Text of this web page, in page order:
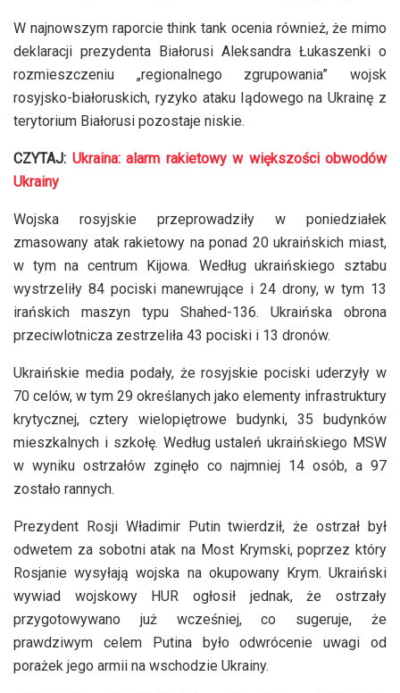
W najnowszym raporcie think tank ocenia również, że mimo
deklaracji prezydenta Białorusi Aleksandra Łukaszenki o
rozmieszczeniu „regionalnego zgrupowania” wojsk
rosyjsko-białoruskich, ryzyko ataku lądowego na Ukrainę z
terytorium Białorusi pozostaje niskie.
CZYTAJ: Ukraina: alarm rakietowy w większości obwodów
Ukrainy
Wojska rosyjskie przeprowadziły w poniedziałek
zmasowany atak rakietowy na ponad 20 ukraińskich miast,
w tym na centrum Kijowa. Według ukraińskiego sztabu
wystrzeliły 84 pociski manewrujące i 24 drony, w tym 13
irańskich maszyn typu Shahed-136. Ukraińska obrona
przeciwlotnicza zestrzeliła 43 pociski i 13 dronów.
Ukraińskie media podały, że rosyjskie pociski uderzyły w
70 celów, w tym 29 określanych jako elementy infrastruktury
krytycznej, cztery wielopiętrowe budynki, 35 budynków
mieszkalnych i szkołę. Według ustaleń ukraińskiego MSW
w wyniku ostrzałów zginęło co najmniej 14 osób, a 97
zostało rannych.
Prezydent Rosji Władimir Putin twierdził, że ostrzał był
odwetem za sobotni atak na Most Krymski, poprzez który
Rosjanie wysyłają wojska na okupowany Krym. Ukraiński
wywiad wojskowy HUR ogłosił jednak, że ostrzały
przygotowywano już wcześniej, co sugeruje, że
prawdziwym celem Putina było odwrócenie uwagi od
porażek jego armii na wschodzie Ukrainy.